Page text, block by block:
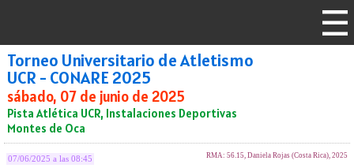
Torneo Universitario de Atletismo
UCR - CONARE 2025
sábado, 07 de junio de 2025
Pista Atlética UCR, Instalaciones Deportivas
Montes de Oca
07/06/2025 a las 08:45 RMA: 56.15, Daniela Rojas (Costa Rica), 2025